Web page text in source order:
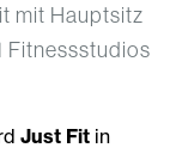
mit Hauptsitz
Fitnessstudios
Just Fit in